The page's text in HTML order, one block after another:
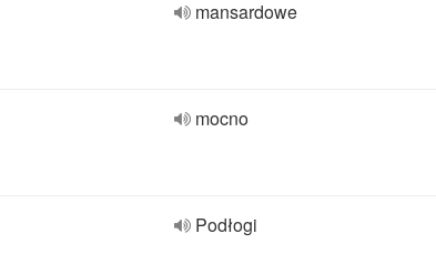
mansardowe
mocno
Podłogi